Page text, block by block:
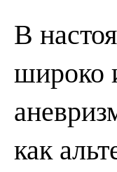
В
широко
как